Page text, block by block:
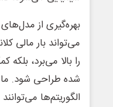
بهره‌گیری از
می‌تواند بار مالی
را بالا می‌برد،
شده طراحی شود. ما
الگوریتم‌ها